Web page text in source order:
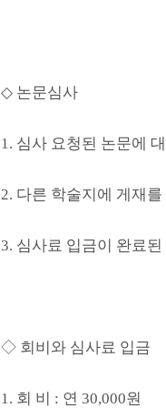
◇ 논문심사
1. 심사 요청된 논문에
2. 다른 학술지에 게재
3. 심사료 입금이 완료
◇ 회비와 심사료 입금
1. 회 비 : 연 30,000원